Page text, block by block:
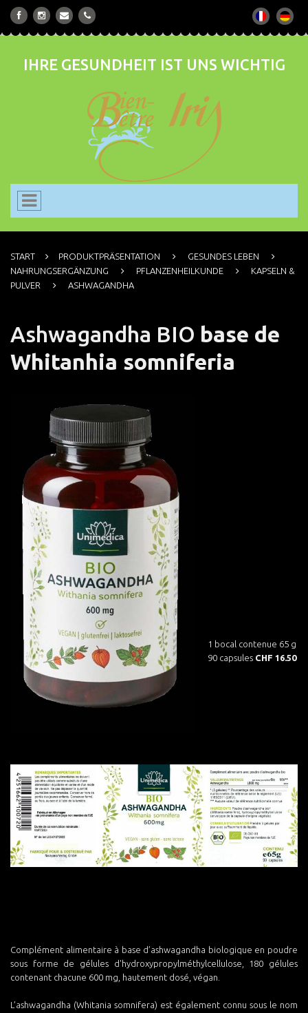
IHRE GESUNDHEIT IST UNS WICHTIG
START PRODUKTPRÄSENTATION
GESUNDES LEBEN
NAHRUNGSERGÄNZUNG
PFLANZENHEILKUNDE
KAPSELN &
PULVER
ASHWAGANDHA
Ashwagandha BIO base de
Whitanhia somniferia
1 bocal contenue 65 g
90 capsules CHF 16.50
Complément alimentaire à base d’ashwagandha biologique en poudre
sous forme de gélules d'hydroxypropylméthylcellulose, 180 gélules
contenant chacune 600 mg, hautement dosé, végan.
L’ashwagandha (Whitania somnifera) est également connu sous le nom